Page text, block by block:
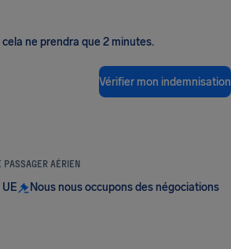
cela ne prendra que 2 minutes.
Vérifier mon indemnisation
PASSAGER AÉRIEN
Nous nous occupons des négociations